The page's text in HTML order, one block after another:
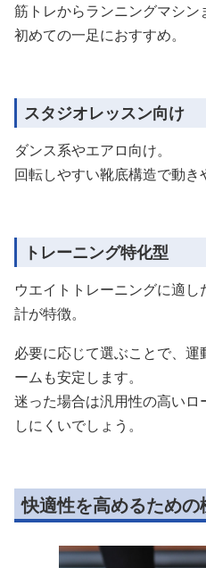
筋トレからランニングマシン
初めての一足におすすめ。
スタジオレッスン向け
ダンス系やエアロ向け。
回転しやすい靴底構造で動き
トレーニング特化型
ウエイトトレーニングに適し
計が特徴。
必要に応じて選ぶことで、
ームも安定します。
迷った場合は汎用性の高い
しにくいでしょう。
快適性を高めるための